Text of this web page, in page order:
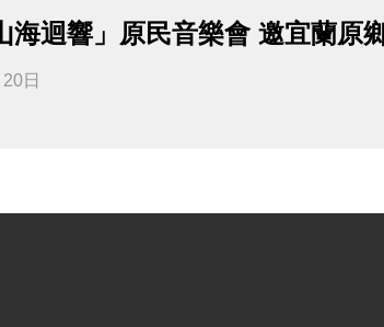
海迴響」原民音樂會 邀宜蘭原
日